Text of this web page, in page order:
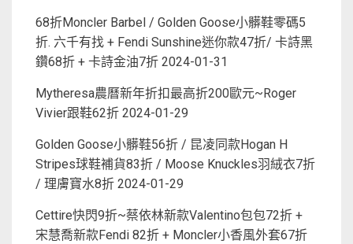
68折Moncler Barbel / Golden Goose小髒鞋零碼5
折. 六千有找 + Fendi Sunshine迷你款47折/ 卡詩黑
鑽68折 + 卡詩金油7折 2024-01-31
Mytheresa農曆新年折扣最高折200歐元~Roger
Vivier跟鞋62折 2024-01-29
Golden Goose小髒鞋56折 / 昆凌同款Hogan H
Stripes球鞋補貨83折 / Moose Knuckles羽絨衣7折
/ 理膚寶水8折 2024-01-29
Cettire快閃9折~蔡依林新款Valentino包包72折 +
宋慧喬新款Fendi 82折 + Moncler小香風外套67折